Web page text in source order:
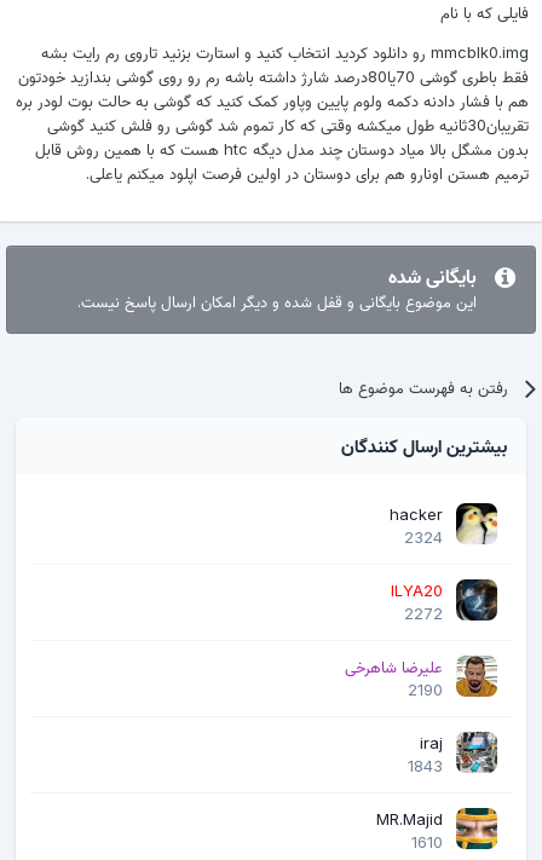
فایلی که با نام
mmcblk0.img رو دانلود کردید انتخاب کنید و استارت بزنید تاروی رم رایت بشه
فقط باطری گوشی 70یا80درصد شارژ داشته باشه رم رو روی گوشی بندازید خودتون
هم با فشار دادنه دکمه ولوم پایین وپاور کمک کنید که گوشی به حالت بوت لودر بره
تقریبان30ثانیه طول میکشه وقتی که کار تموم شد گوشی رو فلش کنید گوشی
بدون مشگل بالا میاد دوستان چند مدل دیگه htc هست که با همین روش قابل
ترمیم هستن اونارو هم برای دوستان در اولین فرصت اپلود میکنم یاعلی.
بایگانی شده
این موضوع بایگانی و قفل شده و دیگر امکان ارسال پاسخ نیست.
رفتن به فهرست موضوع ها
بیشترین ارسال کنندگان
hacker
2324
ILYA20
2272
علیرضا شاهرخی
2190
iraj
1843
MR.Majid
1610